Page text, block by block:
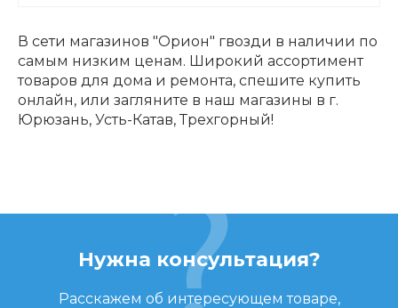
В сети магазинов "Орион" гвозди в наличии по
самым низким ценам. Широкий ассортимент
товаров для дома и ремонта, спешите купить
онлайн, или загляните в наш магазины в г.
Юрюзань, Усть-Катав, Трехгорный!
Нужна консультация?
Расскажем об интересующем товаре,